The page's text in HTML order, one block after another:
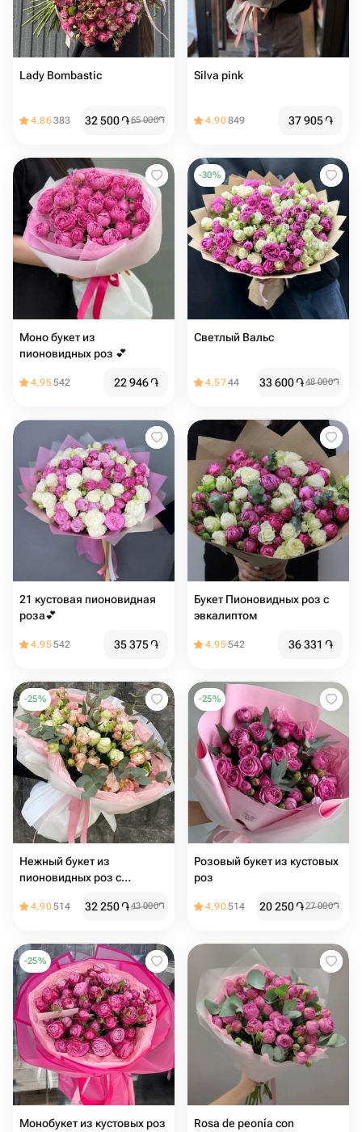
Lady Bombastic
4.86383 32 500֏65 000֏
Silva pink
4.90849 37 905֏
Моно букет из
пионовидных роз 💕
4.95542 22 946֏
-30%
Светлый Вальс
4.5744 33 600֏48 000֏
21 кустовая пионовидная
роза💕
4.95542 35 375֏
Букет Пионовидных роз с
эвкалиптом
4.95542 36 331 ֏
-25%
Нежный букет из
пионовидных роз с
4.90514 32 250֏43 000֏
-25%
Розовый букет из кустовых
роз
4.90514 20 250֏27 000֏
-25%
Монобукет из кустовых роз
Rosa de peonía con